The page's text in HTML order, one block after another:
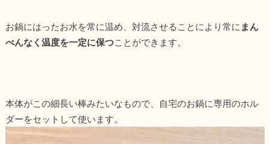
お鍋にはったお水を常に温め、対流させることにより常に まん
べんなく温度を一定に保つことができます。
本体がこの細長い棒みたいなもので、自宅のお鍋に専用のホル
ダーをセットして使います。